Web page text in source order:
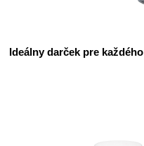
Ideálny darček pre každého